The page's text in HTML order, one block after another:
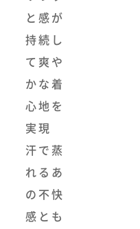
と感が
持続し
て爽
かな着
心地を
実現
汗で蒸
れるあ
の不快
感とも